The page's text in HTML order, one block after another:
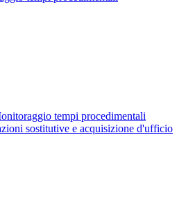
tempi procedimentali
sostitutive e acquisizione d'ufficio